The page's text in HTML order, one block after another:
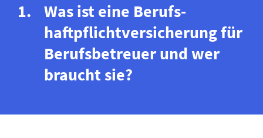
Was ist eine Berufs­
haftpflicht­versicherung für
Berufsbetreuer und wer
braucht sie?